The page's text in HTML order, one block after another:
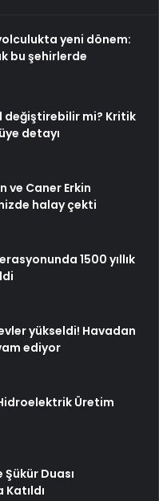
yeni dönem:
bu şehirlerde
değiştirebilir mi? Kritik
detayı
ve Caner Erkin
halay çekti
1500 yıllık
yükseldi! Havadan
ediyor
Üretim
Duası